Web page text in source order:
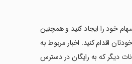
خود را ایجاد کنید و همچنین
اقدام کنید. اخبار مربوط به
دیگر که به رایگان در دسترس